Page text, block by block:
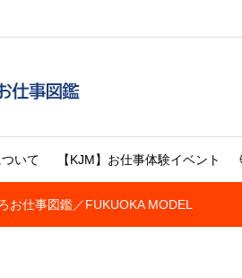
いて 【KJM】お仕事体験イベント
お仕事図鑑／FUKUOKA MODEL